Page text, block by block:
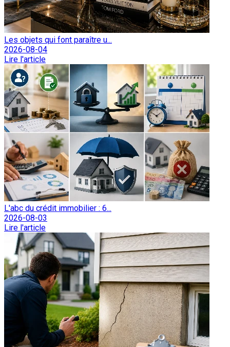
Les objets qui font paraître u...
2026-08-04
Lire l'article
L'abc du crédit immobilier : 6...
2026-08-03
Lire l'article